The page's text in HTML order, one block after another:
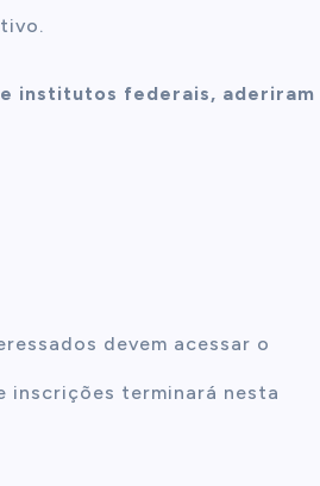
institutos federais, aderiram
devem acessar o
inscrições terminará nesta